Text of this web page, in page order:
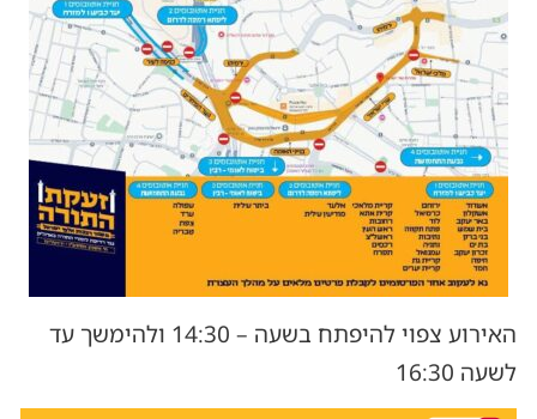
האירוע צפוי להיפתח בשעה – 14:30 ולהימשך עד
לשעה 16:30